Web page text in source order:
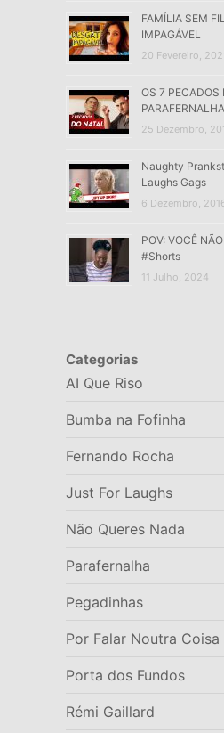
FAMÍLIA SEM
IMPAGÁVEL
20 Fevereiro,
OS 7 PECADOS
PARAFERNALHA
25 Dezembro,
Naughty
Laughs Gags
6 Dezembro,
POV: VOCÊ
#Shorts
11 Julho, 2024
Categorias
AI Que Riso
Bumba na Fofinha
Fernando Rocha
Just For Laughs
Não Queres Nada
Parafernalha
Pegadinhas
Por Falar Noutra Coisa
Porta dos Fundos
Rémi Gaillard